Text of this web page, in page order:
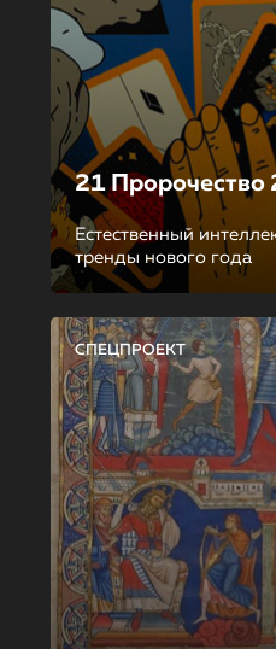
21 Пророчество
Естественный
тренды нового года
СПЕЦПРОЕКТ